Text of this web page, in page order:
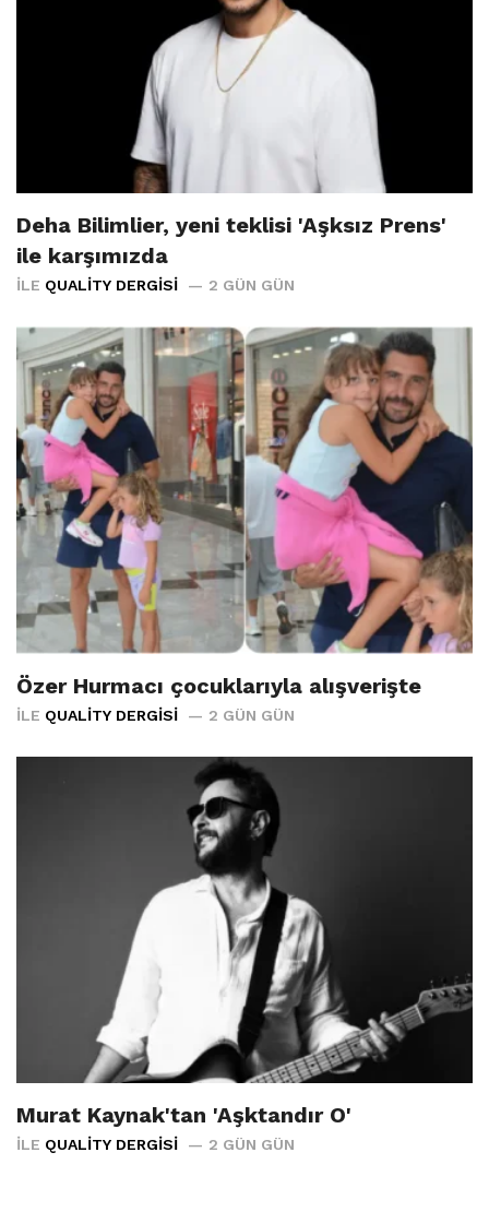
Deha Bilimlier, yeni teklisi 'Aşksız Prens'
ile karşımızda
İLE QUALITY DERGISI 2 GÜN GÜN
Özer Hurmacı çocuklarıyla alışverişte
İLE QUALITY DERGISI 2 GÜN GÜN
Murat Kaynak'tan 'Aşktandır O'
İLE QUALITY DERGISI 2 GÜN GÜN